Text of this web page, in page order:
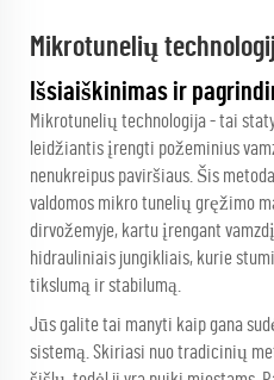
Mikrotunelių
Išsiaiškinimas ir
Mikrotunelių technologija - tai
leidžiantis įrengti požeminius
nenukreipus paviršiaus. Šis
valdomos mikro tunelių gręžimo
dirvožemyje, kartu įrengant
hidrauliniais jungikliais, kurie
tikslumą ir stabilumą.
Jūs galite tai manyti kaip gana
sistemą. Skiriasi nuo tradicinių